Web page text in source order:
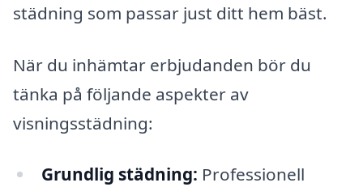
städning som passar just ditt hem bäst.
När du inhämtar erbjudanden bör du
tänka på följande aspekter av
visningsstädning:
Grundlig städning: Professionell